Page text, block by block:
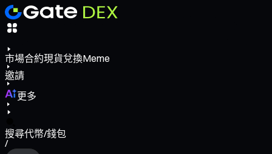
市場合約現貨兌換Meme
邀請
更多
搜尋代幣/錢包
/